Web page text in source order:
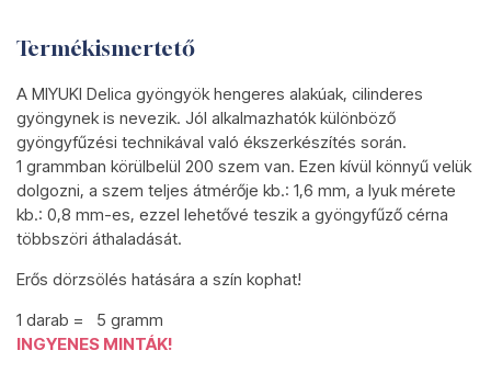
Termékismertető
A MIYUKI Delica gyöngyök hengeres alakúak, cilinderes
gyöngynek is nevezik. Jól alkalmazhatók különböző
gyöngyfűzési technikával való ékszerkészítés során.
1 grammban körülbelül 200 szem van. Ezen kívül könnyű velük
dolgozni, a szem teljes átmérője kb.: 1,6 mm, a lyuk mérete
kb.: 0,8 mm-es, ezzel lehetővé teszik a gyöngyfűző cérna
többszöri áthaladását.
Erős dörzsölés hatására a szín kophat!
1 darab = 5 gramm
INGYENES MINTÁK!